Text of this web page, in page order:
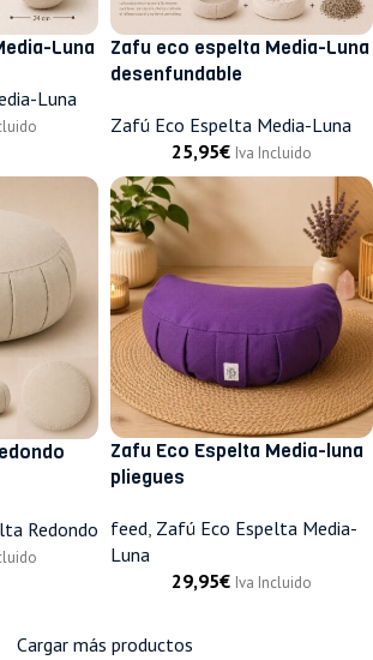
Luna
Luna
Zafu eco espelta Media-Luna
desenfundable
Zafú Eco Espelta Media-Luna
25,95€ Iva Incluido
Redondo
Zafu Eco Espelta Media-luna
pliegues
feed Zafú Eco Espelta Media-
Luna
29,95€ Iva Incluido
Cargar más productos